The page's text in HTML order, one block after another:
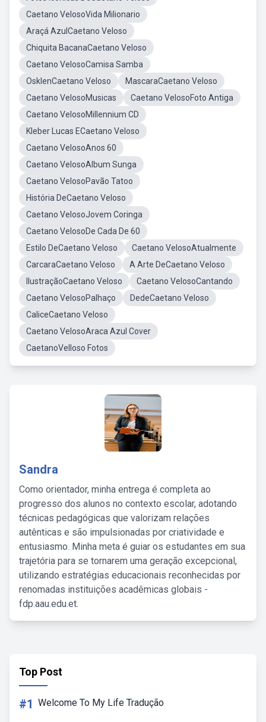
Caetano VelosoVida Milionario
Araçá AzulCaetano Veloso
Chiquita BacanaCaetano Veloso
Caetano VelosoCamisa Samba
OsklenCaetano Veloso
MascaraCaetano Veloso
Caetano VelosoMusicas
Caetano VelosoFoto Antiga
Caetano VelosoMillennium CD
Kleber Lucas ECaetano Veloso
Caetano VelosoAnos 60
Caetano VelosoAlbum Sunga
Caetano VelosoPavão Tatoo
História DeCaetano Veloso
Caetano VelosoJovem Coringa
Caetano VelosoDe Cada De 60
Estilo DeCaetano Veloso
Caetano VelosoAtualmente
CarcaraCaetano Veloso
A Arte DeCaetano Veloso
IlustraçãoCaetano Veloso
Caetano VelosoCantando
Caetano VelosoPalhaço
DedeCaetano Veloso
CaliceCaetano Veloso
Caetano VelosoAraca Azul Cover
CaetanoVelloso Fotos
Sandra
Como orientador, minha entrega é completa ao
progresso dos alunos no contexto escolar, adotando
técnicas pedagógicas que valorizam relações
autênticas e são impulsionadas por criatividade e
entusiasmo. Minha meta é guiar os estudantes em sua
trajetória para se tornarem uma geração excepcional,
utilizando estratégias educacionais reconhecidas por
renomadas instituições acadêmicas globais -
fdp.aau.edu.et.
Top Post
#1 Welcome To My Life Tradução